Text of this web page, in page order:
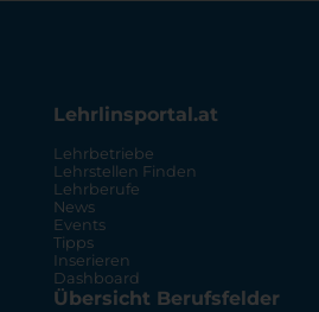
Lehrlinsportal.at
Lehrbetriebe
Lehrstellen Finden
Lehrberufe
News
Events
Tipps
Inserieren
Dashboard
Übersicht Berufsfelder